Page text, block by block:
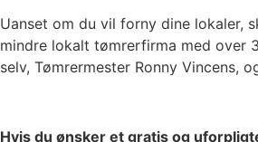
Uanset om du vil forny dine lokaler,
mindre lokalt tømrerfirma med over
selv, Tømrermester Ronny Vincens,
Hvis du ønsker et gratis og